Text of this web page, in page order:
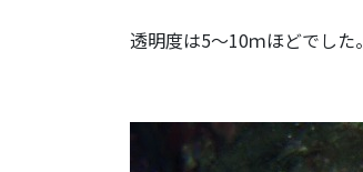
透明度は5～10ｍほどでした。